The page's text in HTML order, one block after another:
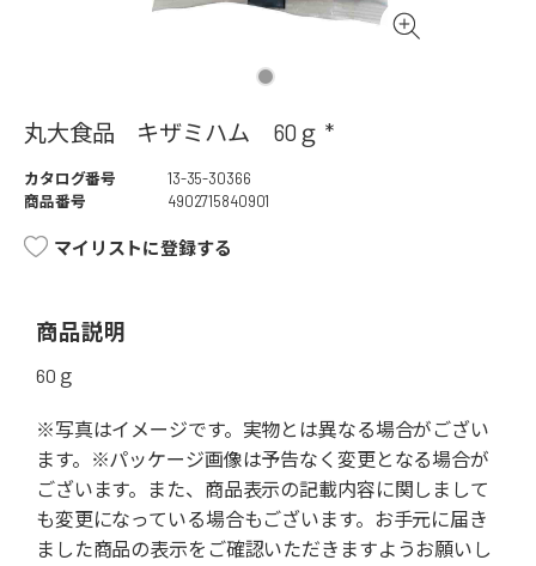
丸大食品 キザミハム 60ｇ *
カタログ番号
13-35-30366
商品番号
4902715840901
マイリストに登録する
商品説明
60ｇ
※写真はイメージです。実物とは異なる場合がござい
ます。※パッケージ画像は予告なく変更となる場合が
ございます。また、商品表示の記載内容に関しまして
も変更になっている場合もございます。お手元に届き
ました商品の表示をご確認いただきますようお願いし